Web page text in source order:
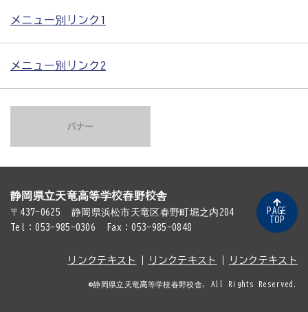
メニュー別リンク1
メニュー別リンク2
静岡県立天竜高等学校春野校舎
〒437-0625
静岡県浜松市天竜区春野町堀之内284
Tel：053-985-0306
Fax：053-985-0848
リンクテキスト リンクテキスト リンクテキスト
©静岡県立天竜高等学校春野校舎, All Rights Reserved.
PAGE
TOP